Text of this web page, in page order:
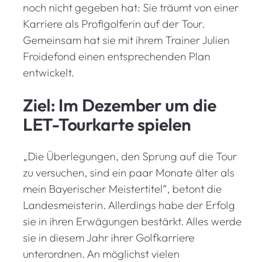
noch nicht gegeben hat: Sie träumt von einer
Karriere als Profigolferin auf der Tour.
Gemeinsam hat sie mit ihrem Trainer Julien
Froidefond einen entsprechenden Plan
entwickelt.
Ziel: Im Dezember um die
LET-Tourkarte spielen
„Die Überlegungen, den Sprung auf die Tour
zu versuchen, sind ein paar Monate älter als
mein Bayerischer Meistertitel“, betont die
Landesmeisterin. Allerdings habe der Erfolg
sie in ihren Erwägungen bestärkt. Alles werde
sie in diesem Jahr ihrer Golfkarriere
unterordnen. An möglichst vielen